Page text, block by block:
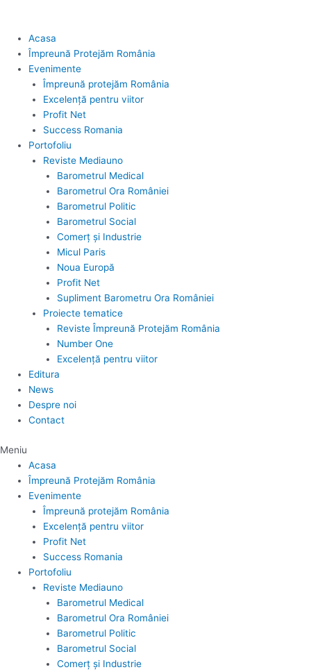
Acasa
Împreună Protejăm România
Evenimente
Împreună protejăm România
Excelență pentru viitor
Profit Net
Success Romania
Portofoliu
Reviste Mediauno
Barometrul Medical
Barometrul Ora României
Barometrul Politic
Barometrul Social
Comerț și Industrie
Micul Paris
Noua Europă
Profit Net
Supliment Barometru Ora României
Proiecte tematice
Reviste Împreună Protejăm România
Number One
Excelență pentru viitor
Editura
News
Despre noi
Contact
Meniu
Acasa
Împreună Protejăm România
Evenimente
Împreună protejăm România
Excelență pentru viitor
Profit Net
Success Romania
Portofoliu
Reviste Mediauno
Barometrul Medical
Barometrul Ora României
Barometrul Politic
Barometrul Social
Comerț și Industrie